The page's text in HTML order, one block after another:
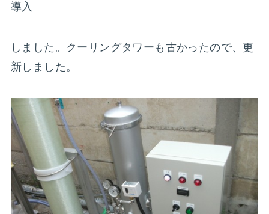
導入
しました。クーリングタワーも古かったので、更
新しました。